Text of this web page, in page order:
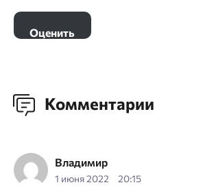
Комментарии
Владимир
1 июня 2022 20:15